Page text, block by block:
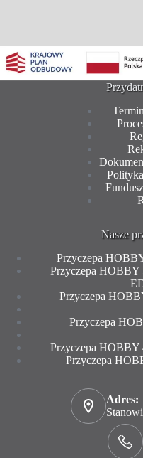
Nasze
Przyczepa
Przyczepa
Przyczepa
Przyczepa
Przyczepa
Przyczepa
Adres: